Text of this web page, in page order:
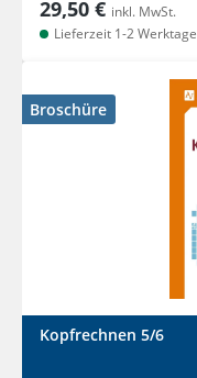
29,50 € inkl. MwSt.
Lieferzeit 1-2 Werktage
Broschüre
Kopfrechnen 5/6